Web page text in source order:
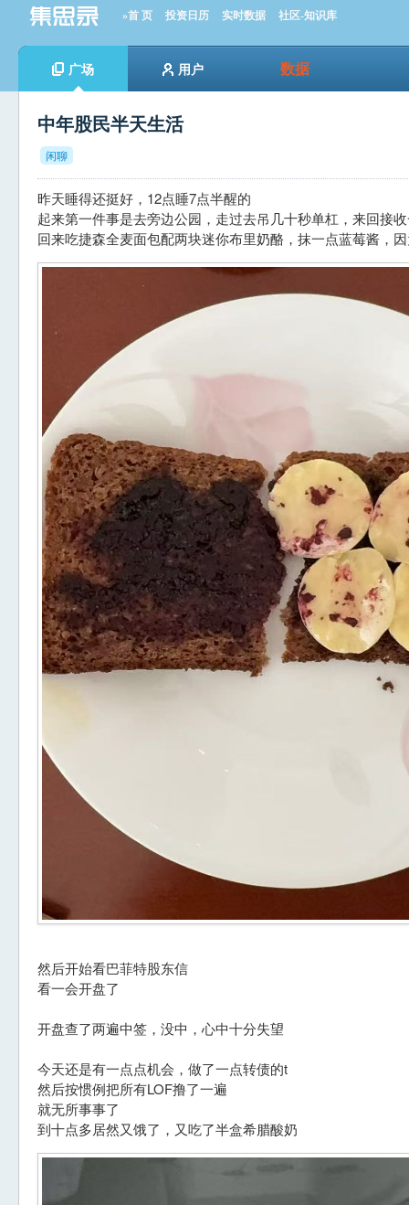
»首 页 投资日历 实时数据 社区-知识库
广场 用户 数据
中年股民半天生活
闲聊
昨天睡得还挺好，12点睡7点半醒的
起来第一件事是去旁边公园，走过去吊几十秒单杠，来回接
回来吃捷森全麦面包配两块迷你布里奶酪，抹一点蓝莓酱，
然后开始看巴菲特股东信
看一会开盘了
开盘查了两遍中签，没中，心中十分失望
今天还是有一点点机会，做了一点转债的t
然后按惯例把所有LOF撸了一遍
就无所事事了
到十点多居然又饿了，又吃了半盒希腊酸奶